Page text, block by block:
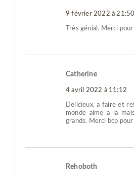
9 février 2022 à 21:50
Très génial. Merci
Catherine
4 avril 2022 à 11:12
Delicieux. a faire et
monde aime a la
grands. Merci bcp
Rehoboth